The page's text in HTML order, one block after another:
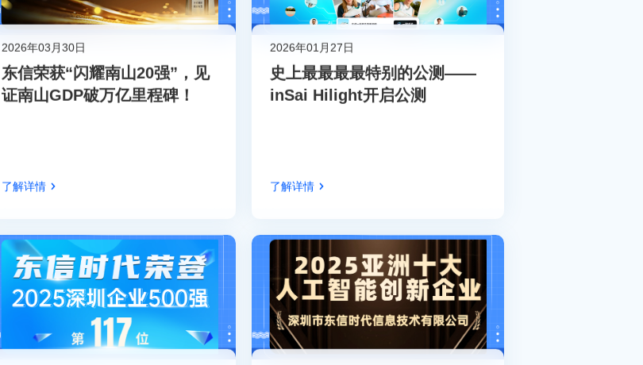
2026年03月30日
东信荣获“闪耀南山20强”，见
证南山GDP破万亿里程碑！
了解详情
2026年01月27日
史上最最最最特别的公测——
inSai Hilight开启公测
了解详情